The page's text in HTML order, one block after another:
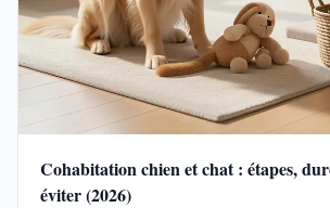
Cohabitation chien et chat : étapes,
éviter (2026)